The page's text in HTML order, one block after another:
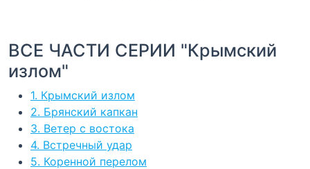
ВСЕ ЧАСТИ СЕРИИ "Крымский
излом"
1. Крымский излом
2. Брянский капкан
3. Ветер с востока
4. Встречный удар
5. Коренной перелом